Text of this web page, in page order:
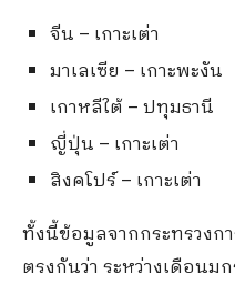
จีน – เกาะเต่า
มาเลเซีย – เกาะพะงัน
เกาหลีใต้ – ปทุมธานี
ญี่ปุ่น – เกาะเต่า
สิงคโปร์ – เกาะเต่า
ทั้งนี้ข้อมูลจากกระทรวงก
ตรงกันว่า ระหว่างเดือน